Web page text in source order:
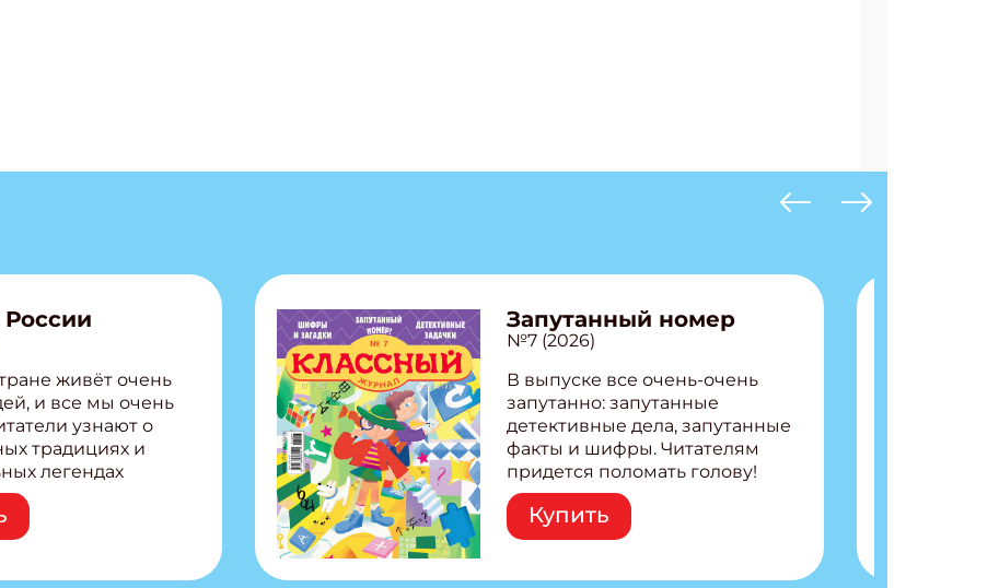
живёт очень
и все мы очень
узнают о
традициях и
легендах
Внутри:
башкир и
игра
Запутанный номер
№7 (2026)
В выпуске все очень-очень
запутанно: запутанные
детективные дела, запутанные
факты и шифры. Читателям
придется поломать голову!
Внутри: Шифры и
расшифровки Плетем
запутанные поделки
Купить